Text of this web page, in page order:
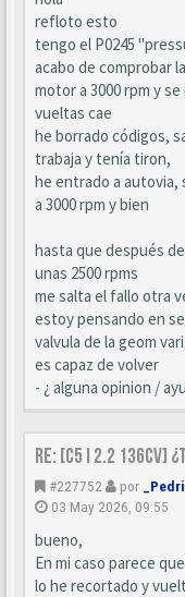
refloto esto
tengo el P0245
acabo de comprobar
motor a 3000 rpm y
vueltas cae
he borrado códigos,
trabaja y tenía tiron,
he entrado a autovia,
a 3000 rpm y bien
hasta que después
unas 2500 rpms
me salta el fallo otra
estoy pensando en
valvula de la geom
es capaz de volver
- ¿ alguna opinion /
Re: [C5 I 2.2
#227752 por
03 May 2026, 09:55
bueno,
En mi caso parece
lo he recortado y